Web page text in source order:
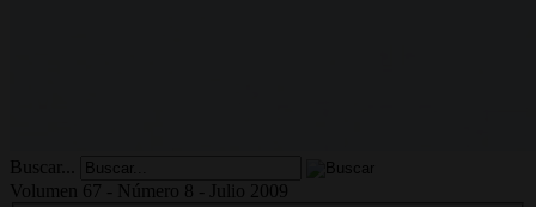
Buscar...
Volumen 67 - Número 8 - Julio 2009